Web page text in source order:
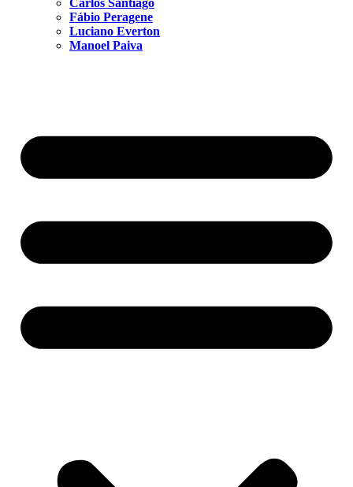
Fábio Peragene
Luciano Everton
Manoel Paiva